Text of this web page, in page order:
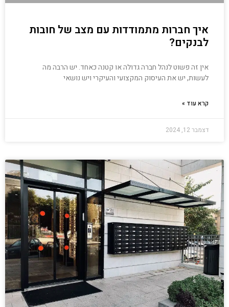
איך חברות מתמודדות עם מצב של חובות
לבנקים?
אין זה פשוט לנהל חברה גדולה או קטנה כאחד. יש הרבה מה
לעשות, יש את העיסוק המקצועי והעיקרי ויש נושאי
קרא עוד »
דצמבר 12, 2024